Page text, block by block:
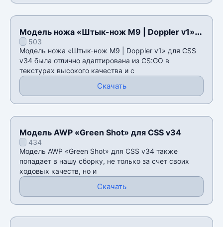
Модель ножа «Штык-нож M9 | Doppler v1»
для CSS v34
503
Модель ножа «Штык-нож M9 | Doppler v1» для CSS
v34 была отлично адаптирована из CS:GO в
текстурах высокого качества и с
Скачать
Модель AWP «Green Shot» для CSS v34
434
Модель AWP «Green Shot» для CSS v34 также
попадает в нашу сборку, не только за счет своих
ходовых качеств, но и
Скачать